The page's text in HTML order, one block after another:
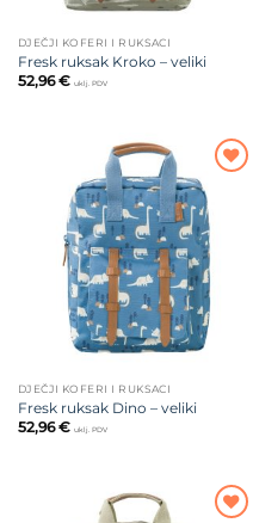
DJEČJI KOFERI I RUKSACI
Fresk ruksak Kroko – veliki
52,96€ uklj. PDV
Dodajte
na listu
želja
DJEČJI KOFERI I RUKSACI
Fresk ruksak Dino – veliki
52,96€ uklj. PDV